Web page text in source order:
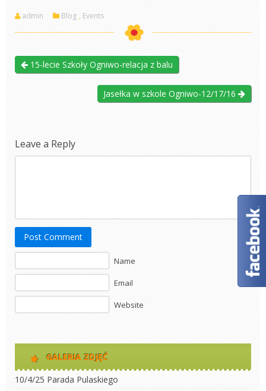
admin Blog , Events
15-lecie Szkoły Ogniwo-relacja z balu
Jasełka w szkole Ogniwo-12/17/16
Leave a Reply
Post Comment
Name
Email
Website
GALERIA ZDJĘĆ
10/4/25 Parada Pulaskiego